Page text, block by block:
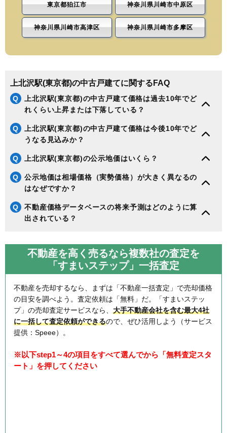
東京都狛江市 神奈川県川崎市中原区
神奈川県川崎市高津区 神奈川県川崎市多摩区
上北沢駅(東京都)の中古戸建てに関するFAQ
Q
上北沢駅(東京都)の中古戸建て価格は過去10年でど
れくらい上昇または下落している？
Q
上北沢駅(東京都)の中古戸建て価格は今後10年でど
うなる見込みか？
Q 上北沢駅(東京都)の公示地価はいくら？
Q
公示地価は相場価格（実勢価格）が大きく異なるの
はなぜですか？
Q
不動産価格データベースの将来予測はどのように算
出されている？
不動産を高く売るなら複数社の査定を
「すまいステップ」一括査定
不動産を売却するなら、まずは「不動産一括査定」で売却価格
の目安を調べよう。査定依頼は「無料」だ。「すまいステッ
プ」の売却査定サービスなら、 大手不動産会社を含む最大4社
に一括して査定依頼ができるので、ぜひ活用しよう（サービス
提供：Speee）。
※以下step1～4の項目をすべて選んでから「無料査定スタ
ート」を押してください